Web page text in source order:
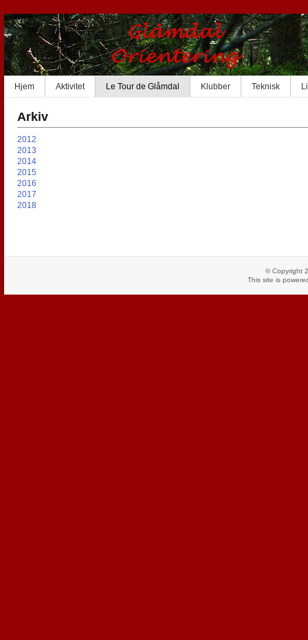
Hjem Aktivitet Le Tour de Glåmdal Klubber Teknisk
Arkiv
2012
2013
2014
2015
2016
2017
2018
© Copyright
This site is